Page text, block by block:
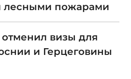
лесными пожарами
визы для
и Герцеговины